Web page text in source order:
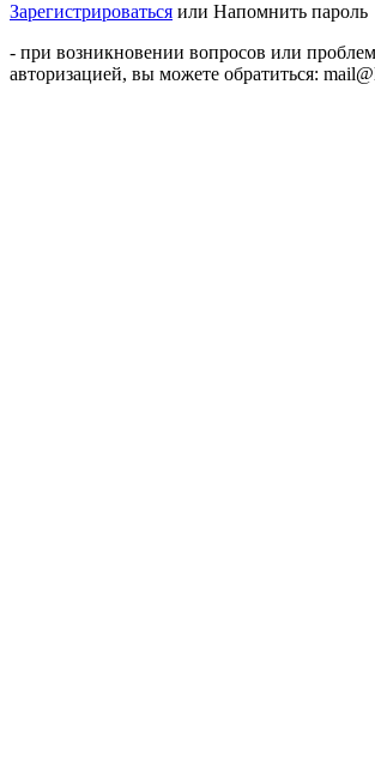
Зарегистрироваться или Напомнить пароль
- при возникновении вопросов или
авторизацией, вы можете обратиться: